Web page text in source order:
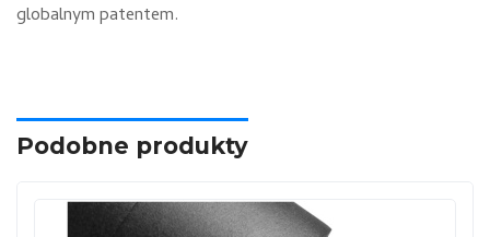
globalnym patentem.
Podobne produkty